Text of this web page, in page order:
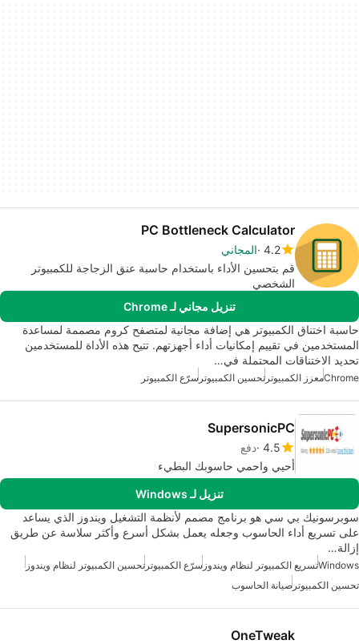
PC Bottleneck Calculator
4.2 المجاني
قم بتحسين الأداء باستخدام حاسبة عنق الزجاجة للكمبيوتر
الشخصي
تنزيل مجاني لـ Chrome
حاسبة اختناق الكمبيوتر هي إضافة مجانية لمتصفح كروم مصممة لمساعدة
المستخدمين في تقييم إمكانيات أداء أجهزتهم. تتيح هذه الأداة للمستخدمين
تحديد الاختناقات المحتملة في…
Chromeمعزز الكمبيوتر تحسين الكمبيوتر سرّع الكمبيوتر
SupersonicPC
4.5 دفع
أحيي واحمي حاسوبك البطيء
تنزيل لـ Windows
سوبرسونيك بي سي هو برنامج مصمم لأنظمة التشغيل ويندوز الذي يساعد
على تسريع أداء الحاسوب وجعله يعمل بشكل أسرع وأكثر سلاسة عن طريق
إزالة…
Windowsتسريع الكمبيوتر لنظام ويندوز سرّع الكمبيوتر تحسين الكمبيوتر لنظام ويندوز
تحسين الكمبيوتر صيانة الحاسوب
OneTweak